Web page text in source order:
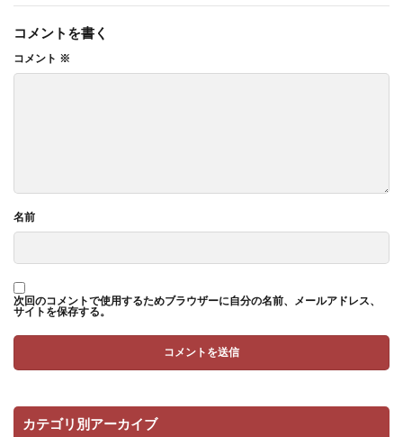
コメントを書く
コメント ※
名前
次回のコメントで使用するためブラウザーに自分の名前、メールアドレス、
サイトを保存する。
カテゴリ別アーカイブ